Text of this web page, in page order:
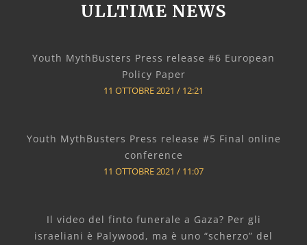
ULLTIME NEWS
Youth MythBusters Press release #6 European
Policy Paper
11 OTTOBRE 2021 12:21
Youth MythBusters Press release #5 Final online
conference
11 OTTOBRE 2021 11:07
Il video del finto funerale a Gaza? Per gli
israeliani è Palywood, ma è uno “scherzo” del